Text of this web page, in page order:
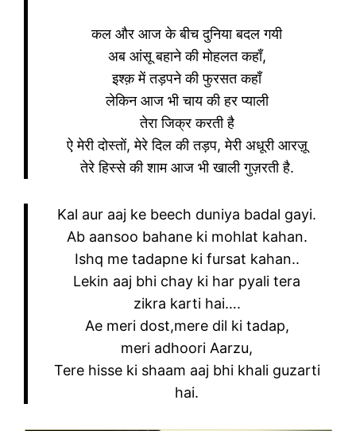
कल और आज के बीच दुनिया बदल गयी
अब आंसू बहाने की मोहलत कहाँ,
इश्क़ में तड़पने की फुरसत कहाँ
लेकिन आज भी चाय की हर प्याली
तेरा जिक्र करती है
ऐ मेरी दोस्तों, मेरे दिल की तड़प, मेरी अधूरी आरज़ू
तेरे हिस्से की शाम आज भी खाली गुज़रती है.
Kal aur aaj ke beech duniya badal gayi.
Ab aansoo bahane ki mohlat kahan.
Ishq me tadapne ki fursat kahan..
Lekin aaj bhi chay ki har pyali tera
zikra karti hai….
Ae meri dost,mere dil ki tadap,
meri adhoori Aarzu,
Tere hisse ki shaam aaj bhi khali guzarti
hai.